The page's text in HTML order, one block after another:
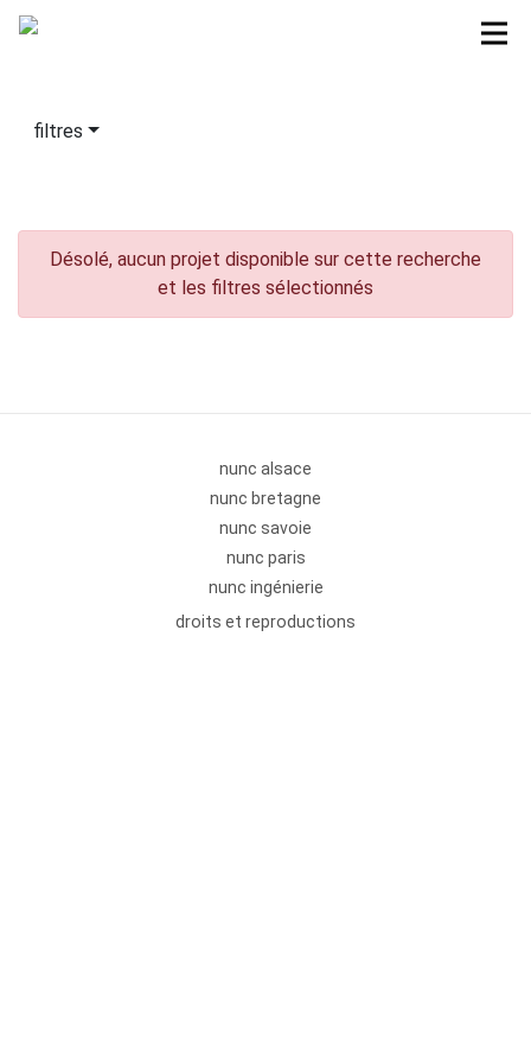
filtres
Désolé, aucun projet disponible sur cette recherche
et les filtres sélectionnés
nunc alsace
nunc bretagne
nunc savoie
nunc paris
nunc ingénierie
droits et reproductions